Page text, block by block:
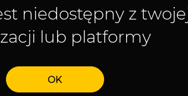
niedostępny z
lub platformy
OK